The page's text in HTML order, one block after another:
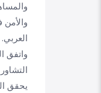
العربي.
واتفق
يحقق